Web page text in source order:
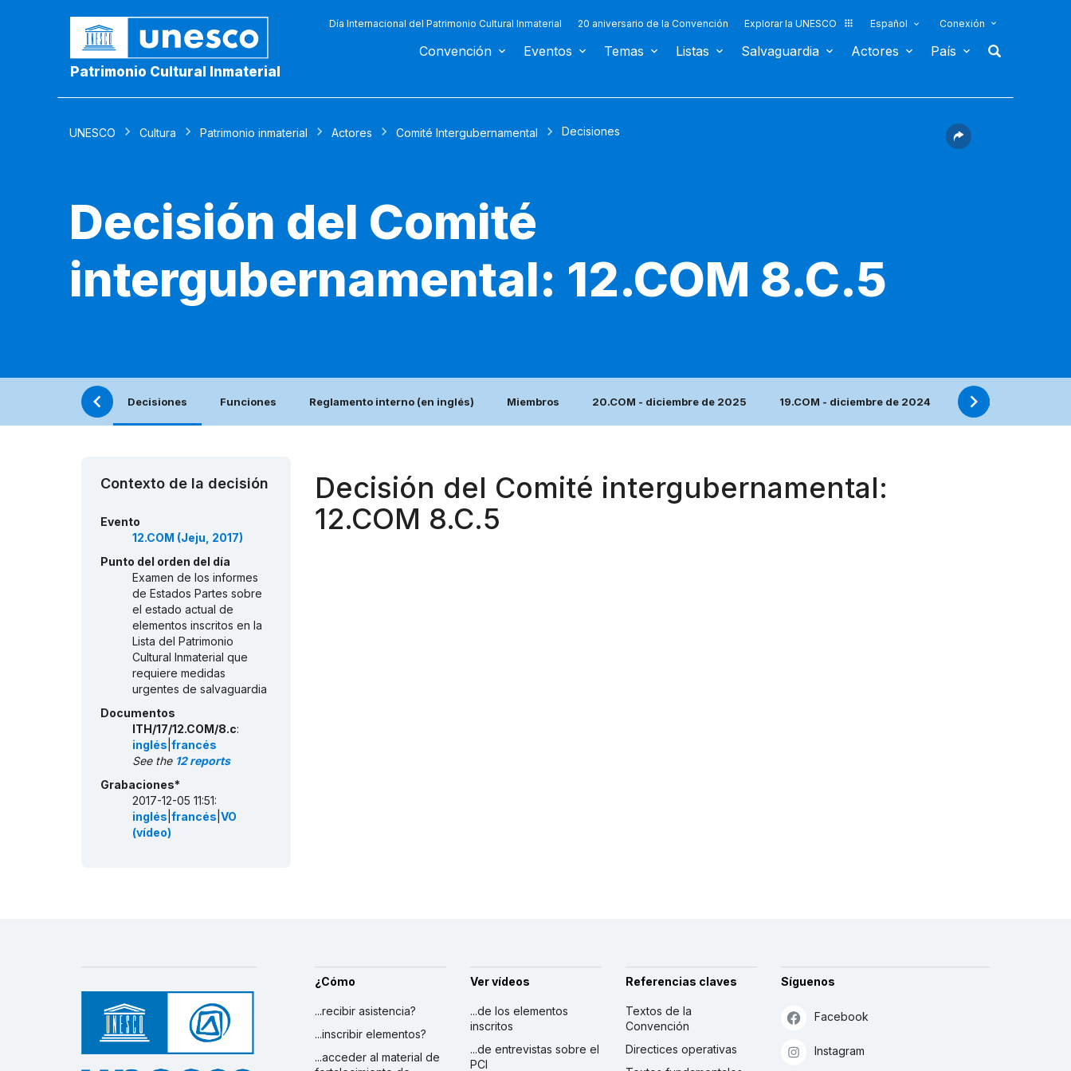
Patrimonio Cultural Inmaterial
Día Internacional del Patrimonio Cultural Inmaterial 20 aniversario de la Convención Explorar la UNESCO Español Conexión
Convención Eventos Temas Listas Salvaguardia Actores País
UNESCO Cultura Patrimonio inmaterial Actores Comité Intergubernamental Decisiones
Decisión del Comité
intergubernamental: 12.COM 8.C.5
Decisiones Funciones Reglamento interno (en inglés) Miembros 20.COM - diciembre de 2025 19.COM - diciembre de 2024 18.COM -
Contexto de la decisión
Evento
12.COM (Jeju, 2017)
Punto del orden del día
Examen de los informes
de Estados Partes sobre
el estado actual de
elementos inscritos en la
Lista del Patrimonio
Cultural Inmaterial que
requiere medidas
urgentes de salvaguardia
Documentos
ITH/17/12.COM/8.c:
inglés francés
See the 12 reports
Grabaciones*
2017-12-05 11:51:
inglés francés VO
(vídeo)
Decisión del Comité intergubernamental:
12.COM 8.C.5
¿Cómo
...recibir asistencia?
...inscribir elementos?
...acceder al material de
Ver vídeos
...de los elementos
inscritos
...de entrevistas sobre el
PCI
Referencias claves
Textos de la
Convención
Directices operativas
Síguenos
Facebook
Instagram